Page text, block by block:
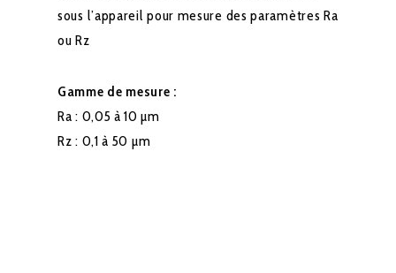
sous l’appareil pour mesure des paramètres Ra
ou Rz
Gamme de mesure :
Ra : 0,05 à 10 µm
Rz : 0,1 à 50 µm